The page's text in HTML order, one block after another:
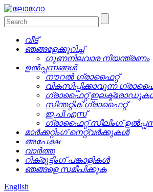
വീട്
ഞങ്ങളേക്കുറിച്ച്
ഗുണനിലവാര നിയന്ത്രണം
ഉൽപ്പന്നങ്ങൾ
നൗറൽ ഗ്രാഫൈറ്റ്
വികസിപ്പിക്കാവുന്ന
ഗ്രാഫൈറ്റ്
സിന്തറ്റിക് ഗ്രാഫൈറ്റ്
ഇ.പി.എസ്
ഗ്രാഫൈറ്റ് സീലിംഗ്
മാർക്കറ്റിംഗ് നെറ്റ്‌വർക്കുകൾ
അപേക്ഷ
വാർത്ത
റിക്രൂട്ടിംഗ് പങ്കാളികൾ
ഞങ്ങളെ സമീപിക്കുക
English